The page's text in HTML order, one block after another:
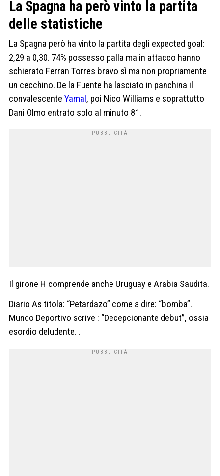
La Spagna ha però vinto la partita
delle statistiche
La Spagna però ha vinto la partita degli expected goal:
2,29 a 0,30. 74% possesso palla ma in attacco hanno
schierato Ferran Torres bravo sì ma non propriamente
un cecchino. De la Fuente ha lasciato in panchina il
convalescente Yamal, poi Nico Williams e soprattutto
Dani Olmo entrato solo al minuto 81.
Il girone H comprende anche Uruguay e Arabia Saudita.
Diario As titola: “Petardazo” come a dire: “bomba”.
Mundo Deportivo scrive : “Decepcionante debut”, ossia
esordio deludente. .